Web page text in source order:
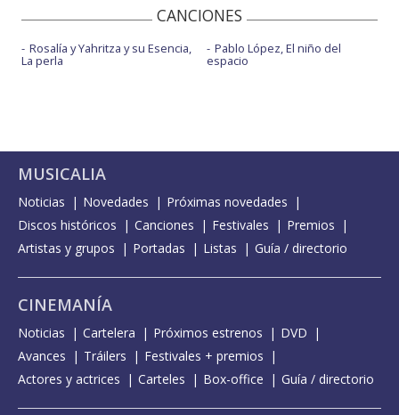
CANCIONES
Rosalía y Yahritza y su Esencia,
La perla
Pablo López, El niño del
espacio
MUSICALIA
Noticias Novedades
Próximas novedades
Discos históricos
Canciones Festivales
Premios
Artistas y grupos
Portadas Listas Guía / directorio
CINEMANÍA
Noticias Cartelera Próximos estrenos
DVD
Avances
Tráilers
Festivales + premios
Actores y actrices
Carteles Box-office Guía / directorio